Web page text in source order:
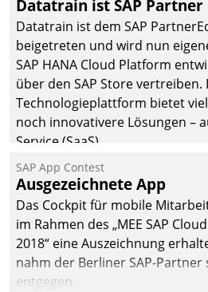
mit der Einführung einer neuen
getan. Die Digitalisierung
die Bereitschaft, sich zu
und zu verändern.
Datatrain ist SAP Partner
Datatrain ist dem SAP
beigetreten und wird nun
SAP HANA Cloud Platform
über den SAP Store vertreiben.
Technologieplattform bietet
noch innovativere Lösungen –
Service (SaaS).
SAP App Contest
Ausgezeichnete App
Das Cockpit für mobile
im Rahmen des „MEE SAP
2018“ eine Auszeichnung
nahm der Berliner SAP-Partner
entgegen.